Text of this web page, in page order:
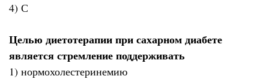
4) С
Целью диетотерапии при сахарном диабете
является стремление поддерживать
1) нормохолестеринемию